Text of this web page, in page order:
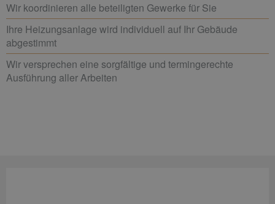
Wir koordinieren alle beteiligten Gewerke für Sie
Ihre Heizungsanlage wird individuell auf Ihr Gebäude
abgestimmt
Wir versprechen eine sorgfältige und termingerechte
Ausführung aller Arbeiten